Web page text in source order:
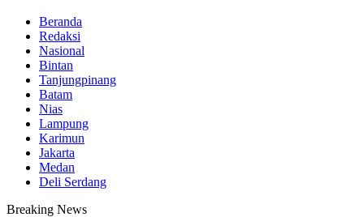
Beranda
Redaksi
Nasional
Bintan
Tanjungpinang
Batam
Nias
Lampung
Karimun
Jakarta
Medan
Deli Serdang
Breaking News